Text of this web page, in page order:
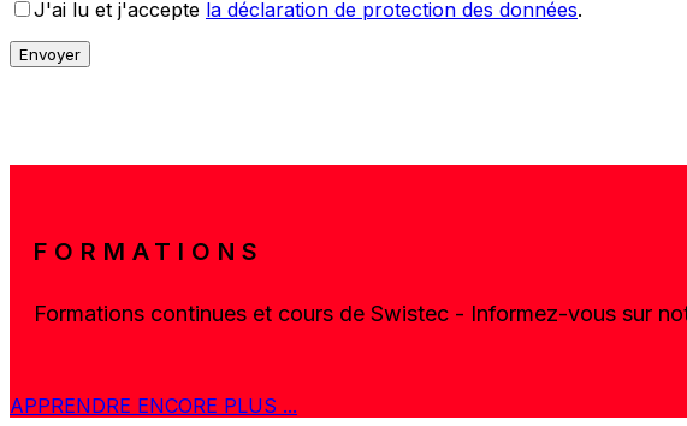
J'ai lu et j'accepte la déclaration de protection des données.
FORMATIONS
Formations continues et cours de Swistec - Informez-vous sur
APPRENDRE ENCORE PLUS ...